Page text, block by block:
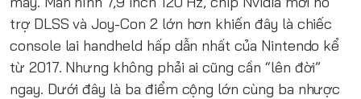
trợ DLSS và Joy-Con 2 lớn hơn khiến đây là chiếc
console lai handheld hấp dẫn nhất của Nintendo kể
từ 2017. Nhưng không phải ai cũng cần “lên đời”
ngay. Dưới đây là ba điểm cộng lớn cùng ba nhược